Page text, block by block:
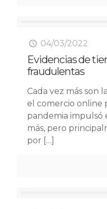
04/03/2022
Evidencias de
fraudulentas
Cada vez más son
el comercio online
pandemia impulsó
más, pero
por […]